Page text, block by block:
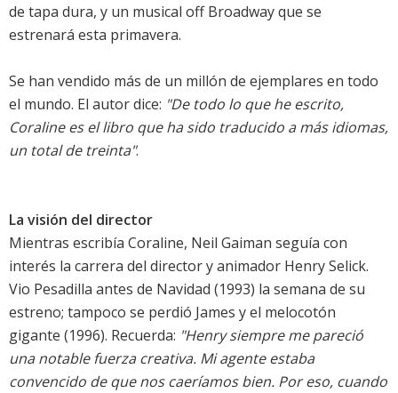
de tapa dura, y un musical off Broadway que se
estrenará esta primavera.
Se han vendido más de un millón de ejemplares en todo
el mundo. El autor dice: "De todo lo que he escrito,
Coraline es el libro que ha sido traducido a más idiomas,
un total de treinta".
La visión del director
Mientras escribía Coraline, Neil Gaiman seguía con
interés la carrera del director y animador Henry Selick.
Vio Pesadilla antes de Navidad (1993) la semana de su
estreno; tampoco se perdió James y el melocotón
gigante (1996). Recuerda: "Henry siempre me pareció
una notable fuerza creativa. Mi agente estaba
convencido de que nos caeríamos bien. Por eso, cuando